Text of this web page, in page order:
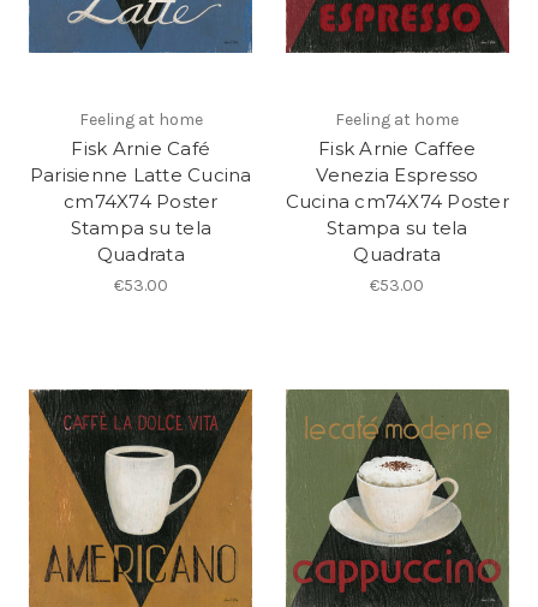
Feeling at home
Fisk Arnie Café
Parisienne Latte Cucina
cm74X74 Poster
Stampa su tela
Quadrata
€53.00
Feeling at home
Fisk Arnie Caffee
Venezia Espresso
Cucina cm74X74 Poster
Stampa su tela
Quadrata
€53.00